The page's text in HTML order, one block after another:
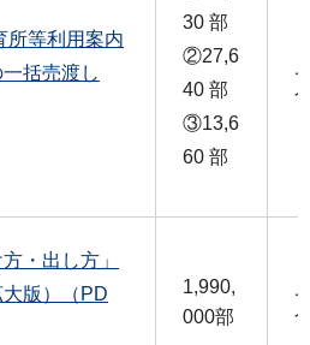
所等利用案内
括売渡し
30 部
②27,6
40 部
③13,6
60 部
・出し方」
版）（PD
1,990,
000部